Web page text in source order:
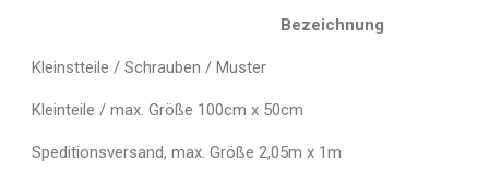
Bezeichnung
Kleinstteile / Schrauben / Muster
Kleinteile / max. Größe 100cm x 50cm
Speditionsversand, max. Größe 2,05m x 1m